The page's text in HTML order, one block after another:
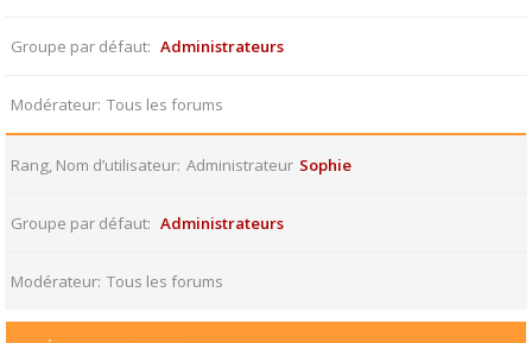
Groupe par défaut Administrateurs
Modérateur Tous les forums
Rang, Nom d’utilisateur Administrateur Sophie
Groupe par défaut Administrateurs
Modérateur Tous les forums